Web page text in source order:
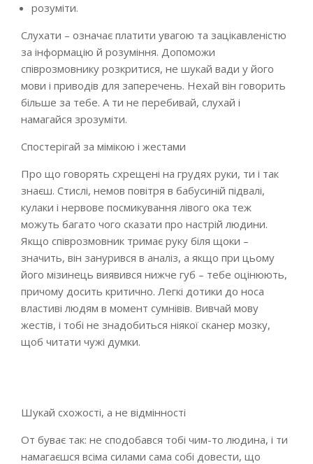
розуміти.
Слухати – означає платити увагою та зацікавленістю
за інформацію й розуміння. Допоможи
співрозмовнику розкритися, не шукай вади у його
мови і приводів для заперечень. Нехай він говорить
більше за тебе. А ти не перебивай, слухай і
намагайся зрозуміти.
Спостерігай за мімікою і жестами
Про що говорять схрещені на грудях руки, ти і так
знаєш. Стислі, немов повітря в бабусиній підвалі,
кулаки і нервове посмикування лівого ока теж
можуть багато чого сказати про настрій людини.
Якщо співрозмовник тримає руку біля щоки –
значить, він занурився в аналіз, а якщо при цьому
його мізинець виявився нижче губ – тебе оцінюють,
причому досить критично. Легкі дотики до носа
властиві людям в момент сумнівів. Вивчай мову
жестів, і тобі не знадобиться ніякої сканер мозку,
щоб читати чужі думки.
Шукай схожості, а не відмінності
От буває так: не сподобався тобі чим-то людина, і ти
намагаєшся всіма силами сама собі довести, що